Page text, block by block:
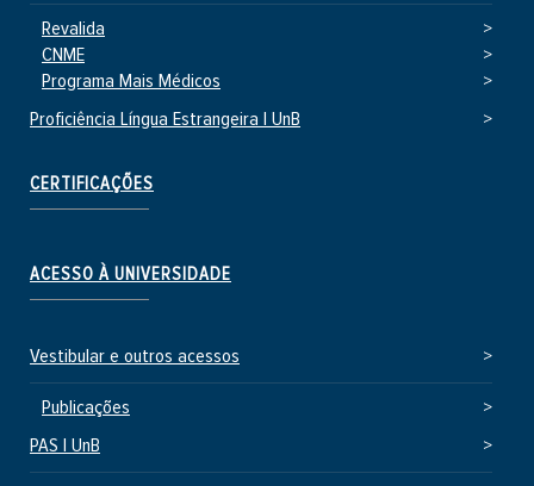
Revalida
CNME
Programa Mais Médicos
Proficiência Língua Estrangeira | UnB
CERTIFICAÇÕES
ACESSO À UNIVERSIDADE
Vestibular e outros acessos
Publicações
PAS | UnB